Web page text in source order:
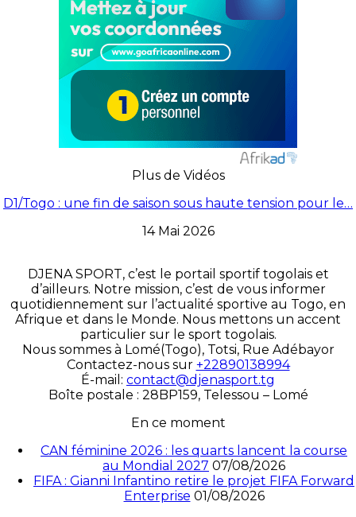
Plus de Vidéos
D1/Togo : une fin de saison sous haute tension pour le…
14 Mai 2026
DJENA SPORT, c’est le portail sportif togolais et
d’ailleurs. Notre mission, c’est de vous informer
quotidiennement sur l’actualité sportive au Togo, en
Afrique et dans le Monde. Nous mettons un accent
particulier sur le sport togolais.
Nous sommes à Lomé(Togo), Totsi, Rue Adébayor
Contactez-nous sur +22890138994
É-mail: contact@djenasport.tg
Boîte postale : 28BP159, Telessou – Lomé
En ce moment
CAN féminine 2026 : les quarts lancent la course
au Mondial 2027 07/08/2026
FIFA : Gianni Infantino retire le projet FIFA Forward
Enterprise 01/08/2026